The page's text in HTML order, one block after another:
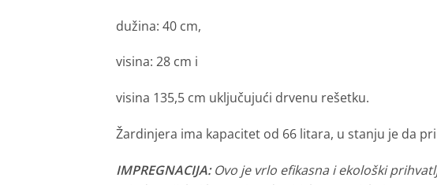
dužina: 40 cm,
visina: 28 cm i
visina 135,5 cm uključujući drvenu rešetku.
Žardinjera ima kapacitet od 66 litara, u stanju je da
IMPREGNACIJA:Ovo je vrlo efikasna i ekološki